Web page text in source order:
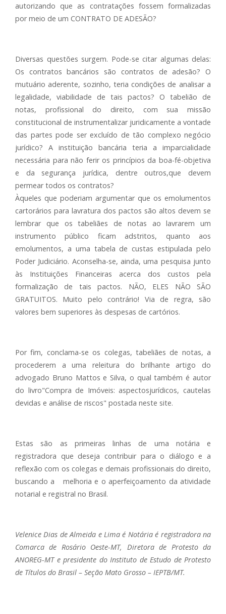
autorizando que as contratações fossem formalizadas
por meio de um CONTRATO DE ADESÃO?
Diversas questões surgem. Pode-se citar algumas delas:
Os contratos bancários são contratos de adesão? O
mutuário aderente, sozinho, teria condições de analisar a
legalidade, viabilidade de tais pactos? O tabelião de
notas, profissional do direito, com sua missão
constitucional de instrumentalizar juridicamente a vontade
das partes pode ser excluído de tão complexo negócio
jurídico? A instituição bancária teria a imparcialidade
necessária para não ferir os princípios da boa-fé-objetiva
e da segurança jurídica, dentre outros,que devem
permear todos os contratos?
Àqueles que poderiam argumentar que os emolumentos
cartorários para lavratura dos pactos são altos devem se
lembrar que os tabeliães de notas ao lavrarem um
instrumento público ficam adstritos, quanto aos
emolumentos, a uma tabela de custas estipulada pelo
Poder Judiciário. Aconselha-se, ainda, uma pesquisa junto
às Instituições Financeiras acerca dos custos pela
formalização de tais pactos. NÃO, ELES NÃO SÃO
GRATUITOS. Muito pelo contrário! Via de regra, são
valores bem superiores às despesas de cartórios.
Por fim, conclama-se os colegas, tabeliães de notas, a
procederem a uma releitura do brilhante artigo do
advogado Bruno Mattos e Silva, o qual também é autor
do livro"Compra de Imóveis: aspectosjurídicos, cautelas
devidas e análise de riscos" postada neste site.
Estas são as primeiras linhas de uma notária e
registradora que deseja contribuir para o diálogo e a
reflexão com os colegas e demais profissionais do direito,
buscando a melhoria e o aperfeiçoamento da atividade
notarial e registral no Brasil.
Velenice Dias de Almeida e Lima é Notária é registradora na
Comarca de Rosário Oeste-MT, Diretora de Protesto da
ANOREG-MT e presidente do Instituto de Estudo de Protesto
de Títulos do Brasil – Seção Mato Grosso – IEPTB/MT.